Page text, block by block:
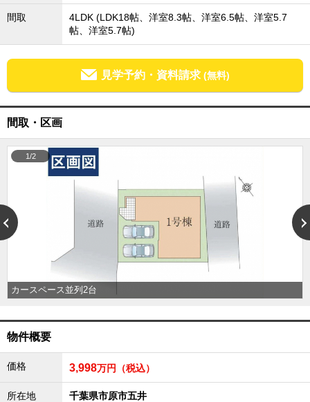
間取
4LDK (LDK18帖、洋室8.3帖、洋室6.5帖、洋室5.7
帖、洋室5.7帖)
見学予約・資料請求 (無料)
間取・区画
カースペース並列2台
1/2
物件概要
価格 3,998万円（税込）
所在地 千葉県市原市五井
成田･銚子方面エリア
成田･銚子方面エリアの新築一戸建
成田･銚子方面エリアの中古一戸建
成田･銚子方面エリアの土地
四街道･佐倉･八千代方面エリア
四街道･佐倉･八千代方面エリアの中古一戸建
四街道･佐倉･八千代方面エリアのマンション
四街道･佐倉･八千代方面エリアの土地
船橋･市川･浦安方面エリア
船橋･市川･浦安方面エリアの新築一戸建
船橋･市川･浦安方面エリアの中古一戸建
船橋･市川･浦安方面エリアのマンション
船橋･市川･浦安方面エリアの土地
千葉市エリアの新築一戸建
千葉市エリアのマンション
千葉市エリアの土地
外房エリアの新築一戸建
外房エリアの土地
内房エリア